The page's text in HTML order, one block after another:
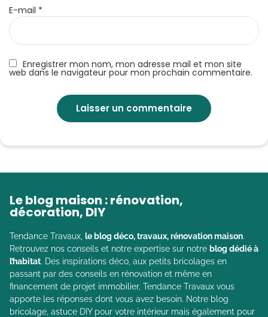
Enregistrer mon nom, mon adresse mail et mon site
web dans le navigateur pour mon prochain commentaire.
E-mail *
Le blog maison : rénovation,
décoration, DIY
Tendance Travaux, le blog déco, travaux, rénovation maison.
Retrouvez nos conseils et notre expertise sur notre blog dédié à
l’habitat. Des inspirations déco, aux petits bricolages en
passant par des conseils en rénovation et même en
financement de projet immobilier, Tendance Travaux vous
apporte les réponses dont vous avez besoin. Notre blog
bricolage, astuce DIY pour votre intérieur mais également pour